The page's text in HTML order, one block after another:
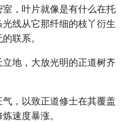
，叶片就像是有什么在托
线从它那纤细的枝丫衍生
联系。
地，大放光明的正道树齐
，以致正道修士在其覆盖
速度暴涨。